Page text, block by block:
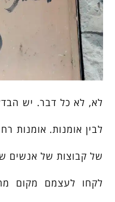
לא, לא כל דבר. יש הבדל
לבין אומנות. אומנות
של קבוצות של אנשים
לקחו לעצמם מקום